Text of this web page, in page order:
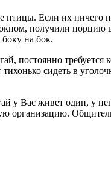
Если их ничего
получили
боку на бок.
постоянно
тихонько сидеть в
у Вас живет один, у
организацию.